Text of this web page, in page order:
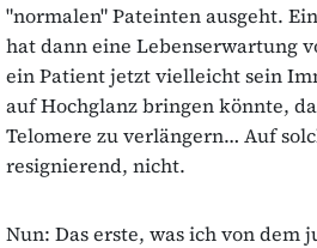
"normalen" Pateinten ausgeht.
hat dann eine Lebenserwartung
ein Patient jetzt vielleicht sein
auf Hochglanz bringen könnte,
Telomere zu verlängern… Auf
resignierend, nicht.
Nun: Das erste, was ich von